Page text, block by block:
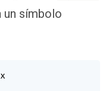
un símbolo